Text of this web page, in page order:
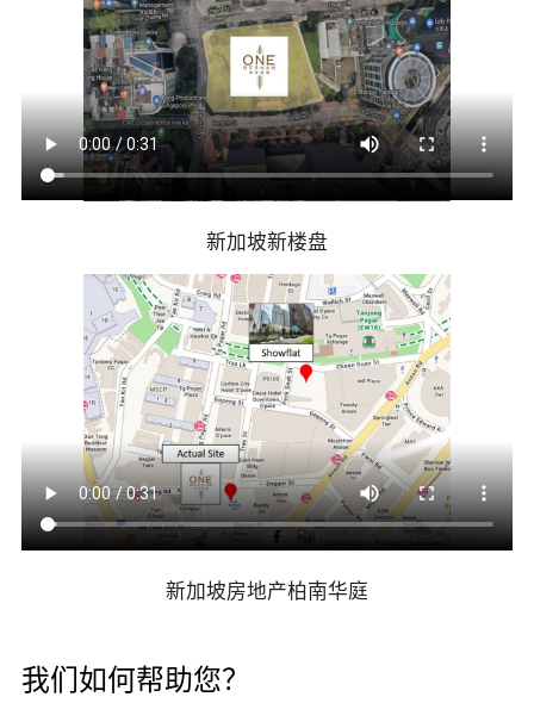
新加坡新楼盘
新加坡房地产柏南华庭
我们如何帮助您？